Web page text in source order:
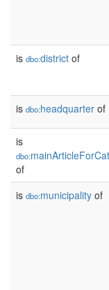
is dbo:district of
is dbo:headquarter of
is
dbo:
of
is dbo:municipality of